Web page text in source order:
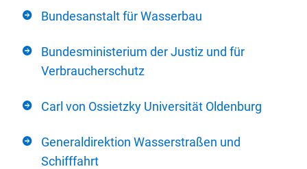
Bundesanstalt für Wasserbau
Bundesministerium der Justiz und für
Verbraucherschutz
Carl von Ossietzky Universität Oldenburg
Generaldirektion Wasserstraßen und
Schifffahrt